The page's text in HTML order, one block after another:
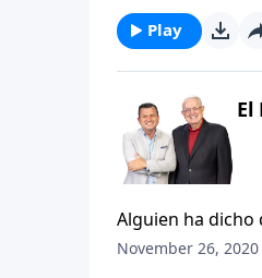
crecimiento! La
resistencia. Así
Play
El
Alguien ha dicho
Dios que lo ve
November 26, 2020